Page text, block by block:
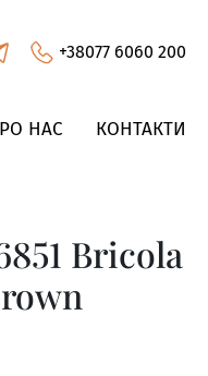
+38077 6060 200
НАС КОНТАКТИ
Bricola